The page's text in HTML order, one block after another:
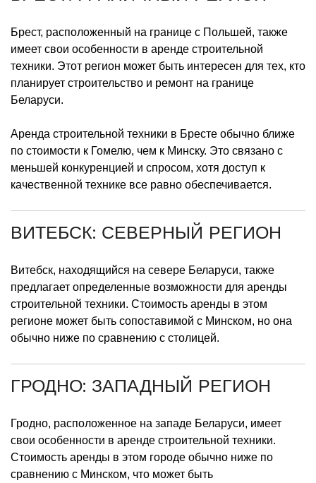
Брест, расположенный на границе с Польшей, также
имеет свои особенности в аренде строительной
техники. Этот регион может быть интересен для тех, кто
планирует строительство и ремонт на границе
Беларуси.
Аренда строительной техники в Бресте обычно ближе
по стоимости к Гомелю, чем к Минску. Это связано с
меньшей конкуренцией и спросом, хотя доступ к
качественной технике все равно обеспечивается.
ВИТЕБСК: СЕВЕРНЫЙ РЕГИОН
Витебск, находящийся на севере Беларуси, также
предлагает определенные возможности для аренды
строительной техники. Стоимость аренды в этом
регионе может быть сопоставимой с Минском, но она
обычно ниже по сравнению с столицей.
ГРОДНО: ЗАПАДНЫЙ РЕГИОН
Гродно, расположенное на западе Беларуси, имеет
свои особенности в аренде строительной техники.
Стоимость аренды в этом городе обычно ниже по
сравнению с Минском, что может быть